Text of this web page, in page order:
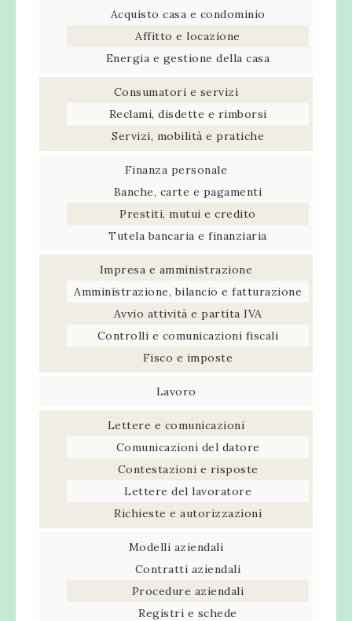
Acquisto casa e condominio
Affitto e locazione
Energia e gestione della casa
Consumatori e servizi
Reclami, disdette e rimborsi
Servizi, mobilità e pratiche
Finanza personale
Banche, carte e pagamenti
Prestiti, mutui e credito
Tutela bancaria e finanziaria
Impresa e amministrazione
Amministrazione, bilancio e fatturazione
Avvio attività e partita IVA
Controlli e comunicazioni fiscali
Fisco e imposte
Lavoro
Lettere e comunicazioni
Comunicazioni del datore
Contestazioni e risposte
Lettere del lavoratore
Richieste e autorizzazioni
Modelli aziendali
Contratti aziendali
Procedure aziendali
Registri e schede